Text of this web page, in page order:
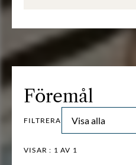
Föremål
FILTRERA Visa alla
VISAR : 1 AV 1